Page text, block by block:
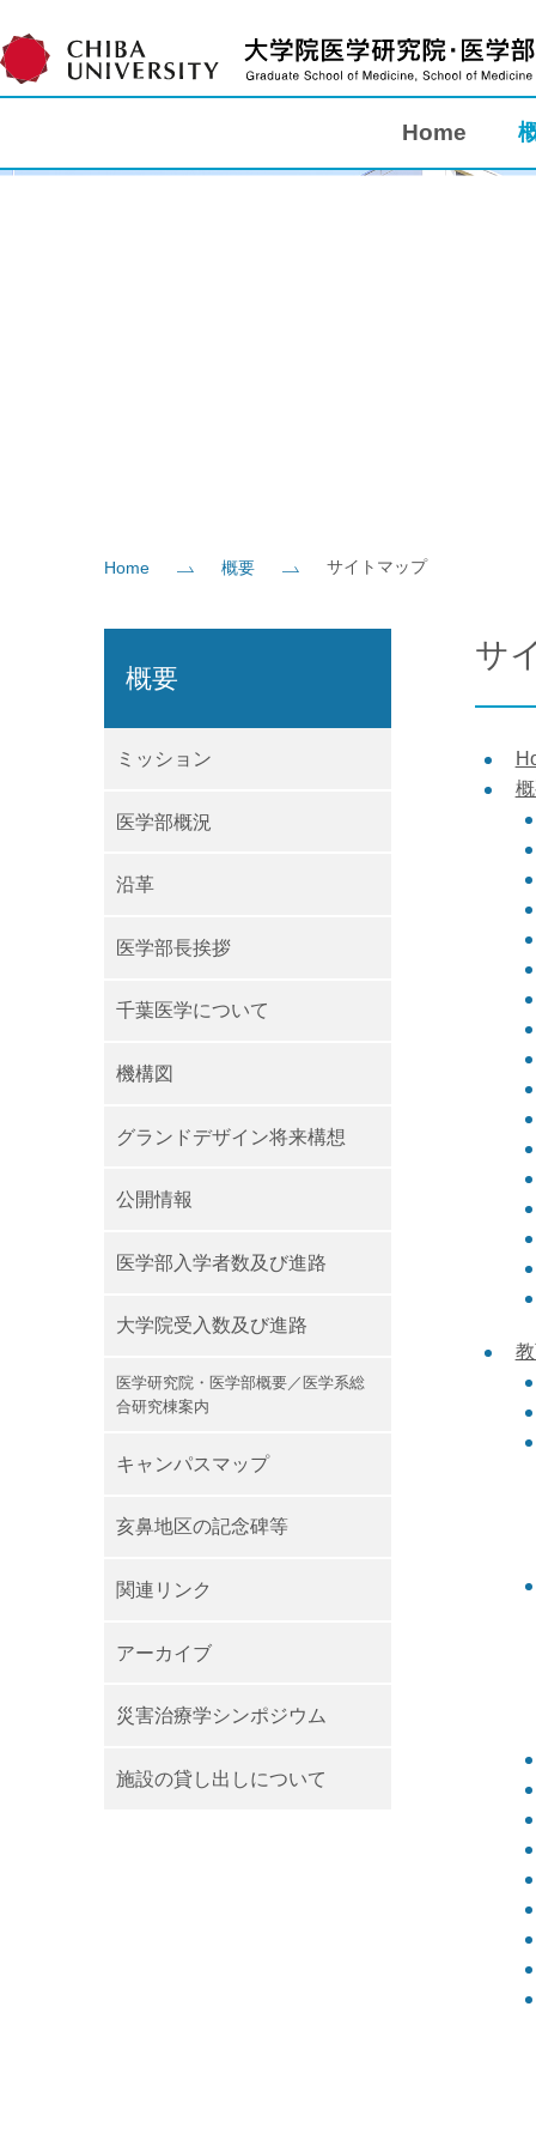
Home
お問い
Home
Home 概要 サイトマップ
サ
概要
ミッション
医学部概況
沿革
医学部長挨拶
千葉医学について
機構図
グランドデザイン将来構想
公開情報
医学部入学者数及び進路
大学院受入数及び進路
医学研究院・医学部概要／医学系総
合研究棟案内
キャンパスマップ
亥鼻地区の記念碑等
関連リンク
アーカイブ
災害治療学シンポジウム
施設の貸し出しについて